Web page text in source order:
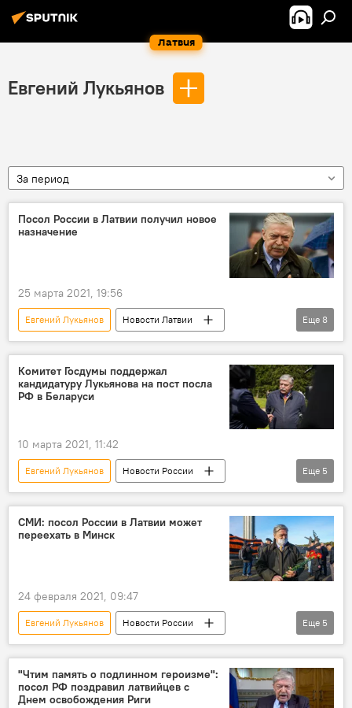
Латвия
Евгений Лукьянов
За период
Посол России в Латвии получил новое
назначение
25 марта 2021, 19:56
Евгений Лукьянов
Новости Латвии
Новости политики Латвии
Новости России
Новости мира
Латвия
посольство РФ в Латвии
посол
Еще 8
Комитет Госдумы поддержал
кандидатуру Лукьянова на пост посла
РФ в Беларуси
10 марта 2021, 11:42
Евгений Лукьянов
Новости России
Новости мира
Новости Латвии
Россия
МИД РФ
посольство РФ в Латвии
Еще 5
СМИ: посол России в Латвии может
переехать в Минск
24 февраля 2021, 09:47
Евгений Лукьянов
Новости России
Новости мира
Новости Латвии
Латвия
Россия Беларусь
Еще 5
"Чтим память о подлинном героизме":
посол РФ поздравил латвийцев с
Днем освобождения Риги